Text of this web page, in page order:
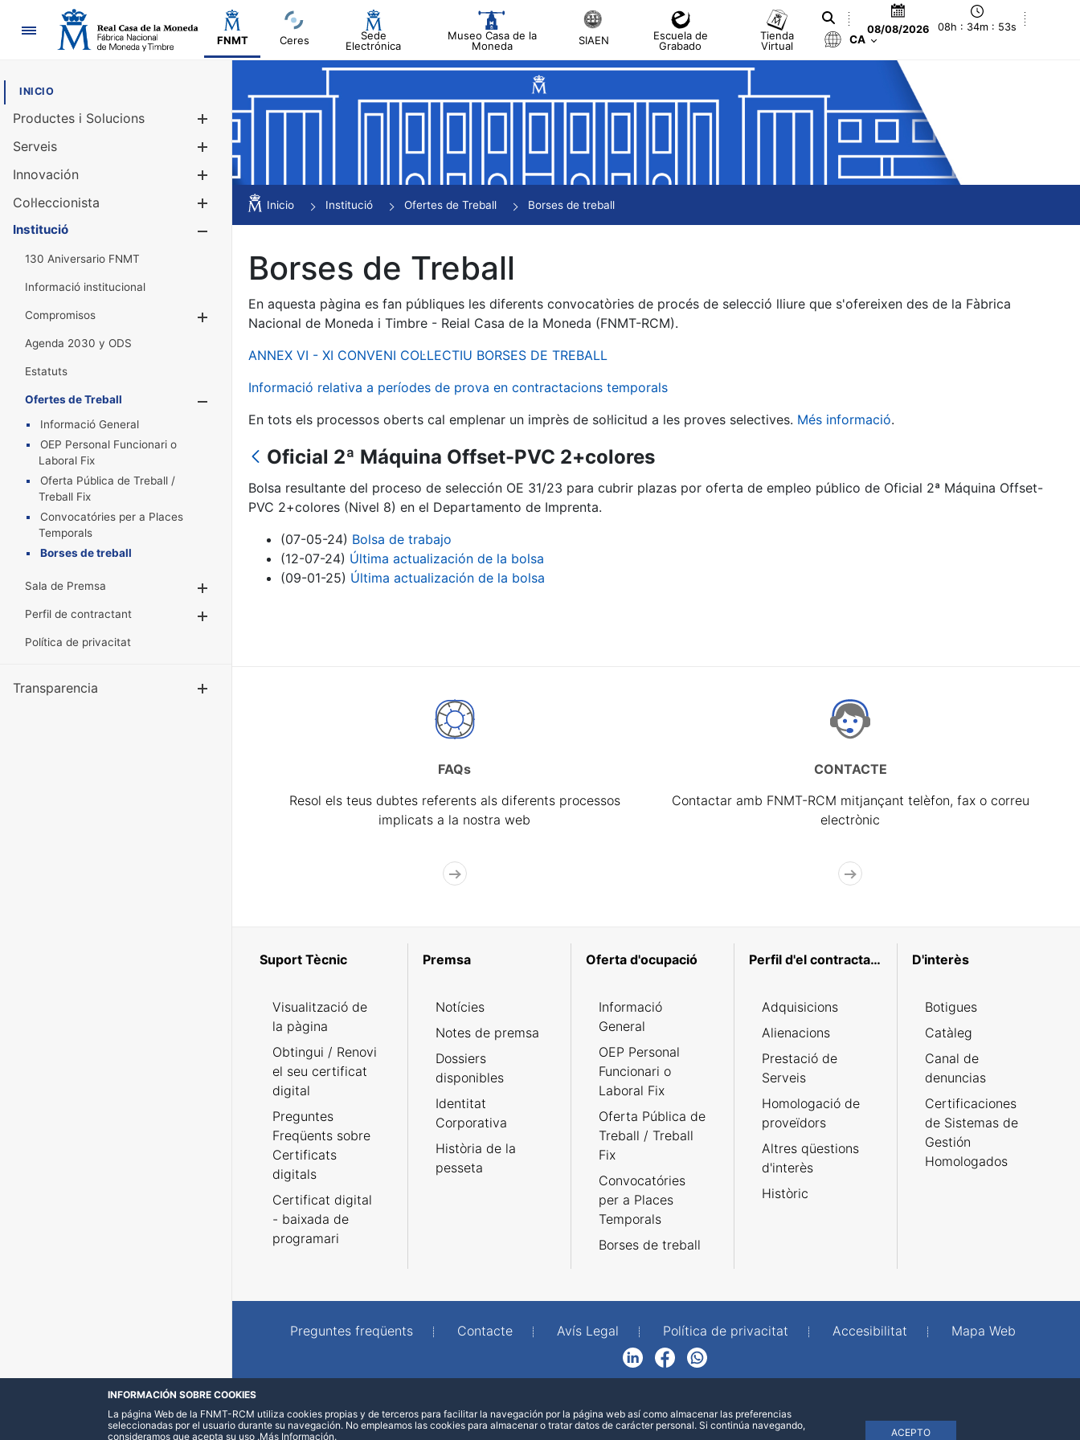
Navegació
FNMT Ceres
Sede
Electrónica
Museo Casa de la
Moneda
SIAEN
Escuela de
Grabado
Tienda
Virtual
08/08/2026 08h : 34m : 53s
CA
INICIO
Productes i Solucions
Mostra/Amaga
Serveis
Innovación
Col·leccionista
Mostra/Amaga
Institució
130 Aniversario FNMT
Informació institucional
Compromisos
Mostra/Amaga
Agenda 2030 y ODS
Estatuts
Ofertes de Treball
Informació General
OEP Personal Funcionari o
Laboral Fix
Oferta Pública de Treball /
Treball Fix
Convocatóries per a Places
Temporals
Borses de treball
Sala de Premsa
Mostra/Amaga
Perfil de contractant
Política de privacitat
Transparencia
Inicio Institució Ofertes de Treball Borses de treball
Borses de Treball
En aquesta pàgina es fan públiques les diferents convocatòries de procés de selecció lliure que s'ofereixen des de la Fàbrica
Nacional de Moneda i Timbre - Reial Casa de la Moneda (FNMT-RCM).
ANNEX VI - XI CONVENI COL·LECTIU BORSES DE TREBALL
Informació relativa a períodes de prova en contractacions temporals
En tots els processos oberts cal emplenar un imprès de sol·licitud a les proves selectives. Més informació.
Oficial 2ª Máquina Offset-PVC 2+colores
Bolsa resultante del proceso de selección OE 31/23 para cubrir plazas por oferta de empleo público de Oficial 2ª Máquina Offset-
PVC 2+colores (Nivel 8) en el Departamento de Imprenta.
(07-05-24) Bolsa de trabajo
(12-07-24) Última actualización de la bolsa
(09-01-25) Última actualización de la bolsa
FAQs
Resol els teus dubtes referents als diferents processos
implicats a la nostra web
CONTACTE
Contactar amb FNMT-RCM mitjançant telèfon, fax o correu
electrònic
Suport Tècnic
Visualització de
la pàgina
Obtingui / Renovi
el seu certificat
digital
Preguntes
Freqüents sobre
Certificats
digitals
Certificat digital
- baixada de
programari
Premsa
Notícies
Notes de premsa
Dossiers
disponibles
Identitat
Corporativa
Història de la
pesseta
Oferta d'ocupació
Informació
General
OEP Personal
Funcionari o
Laboral Fix
Oferta Pública de
Treball / Treball
Fix
Convocatóries
per a Places
Temporals
Borses de treball
Perfil d'el contractant
Adquisicions
Alienacions
Prestació de
Serveis
Homologació de
proveïdors
Altres qüestions
d'interès
Històric
D'interès
Botigues
Catàleg
Canal de
denuncias
Certificaciones
de Sistemas de
Gestión
Homologados
Preguntes freqüents Contacte Avís Legal Política de privacitat Accesibilitat
Mapa Web
FacebookWhatsApp
INFORMACIÓN SOBRE COOKIES
La página Web de la FNMT-RCM utiliza cookies propias y de terceros para facilitar la navegación por la página web así como almacenar las preferencias
seleccionadas por el usuario durante su navegación. No empleamos las cookies para almacenar o tratar datos de carácter personal. Si continúa navegando,
consideramos que acepta su uso
ACEPTO
.Más Información.